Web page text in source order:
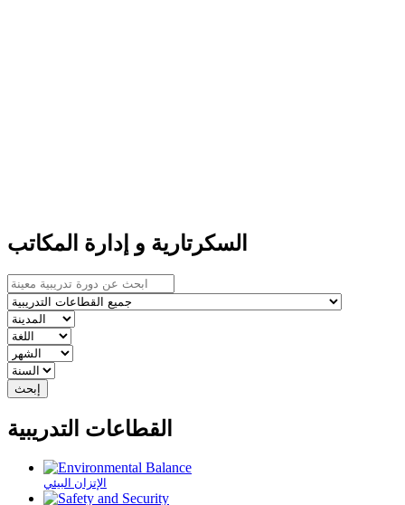
السكرتارية و إدارة المكاتب
القطاعات التدريبية
الإتزان البيئي